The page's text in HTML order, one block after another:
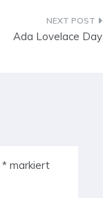
Ada Lovelace Day
* markiert